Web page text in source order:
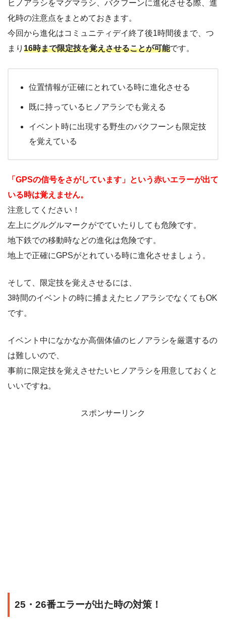
ヒノアラシをマグマラシ、バクフーンに進化させる際、進
化時の注意点をまとめておきます。
今回から進化はコミュニティデイ終了後1時間後まで、つ
まり 16時まで限定技を覚えさせることが可能です。
位置情報が正確にとれている時に進化させる
既に持っているヒノアラシでも覚える
イベント時に出現する野生のバクフーンも限定技
を覚えている
「GPSの信号をさがしています」という赤いエラーが出て
いる時は覚えません。
注意してください！
左上にグルグルマークがでていたりしても危険です。
地下鉄での移動時などの進化は危険です。
地上で正確にGPSがとれている時に進化させましょう。
そして、限定技を覚えさせるには、
3時間のイベントの時に捕まえたヒノアラシでなくてもOK
です。
イベント中になかなか高個体値のヒノアラシを厳選するの
は難しいので、
事前に限定技を覚えさせたいヒノアラシを用意しておくと
いいですね。
スポンサーリンク
25・26番エラーが出た時の対策！